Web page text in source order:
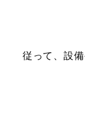
従って、設